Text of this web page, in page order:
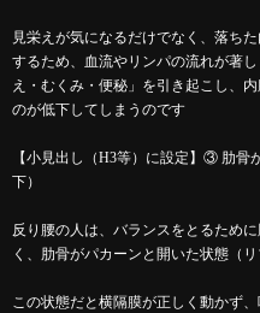
見栄えが気になるだけでなく、落ち
するため、血流やリンパの流れが著
え・むくみ・便秘」を引き起こし、
のが低下してしまうのです
【小見出し（H3等）に設定】③ 肋骨
下）
反り腰の人は、バランスをとるため
く、肋骨がパカーンと開いた状態（
この状態だと横隔膜が正しく動かず